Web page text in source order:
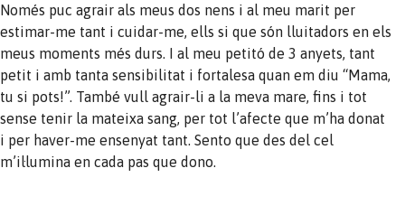
Només puc agrair als meus dos nens i al meu marit per
estimar-me tant i cuidar-me, ells si que són lluitadors en els
meus moments més durs. I al meu petitó de 3 anyets, tant
petit i amb tanta sensibilitat i fortalesa quan em diu “Mama,
tu si pots!”. També vull agrair-li a la meva mare, fins i tot
sense tenir la mateixa sang, per tot l’afecte que m’ha donat
i per haver-me ensenyat tant. Sento que des del cel
m’il·lumina en cada pas que dono.